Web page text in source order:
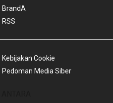
BrandA
RSS
Kebijakan Cookie
Pedoman Media Siber